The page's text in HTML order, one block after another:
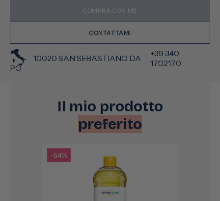
COMPRA CON ME
CONTATTAMI
10020 SAN SEBASTIANO DA
PO
+39 340
1702170
Il mio prodotto
preferito
-54%